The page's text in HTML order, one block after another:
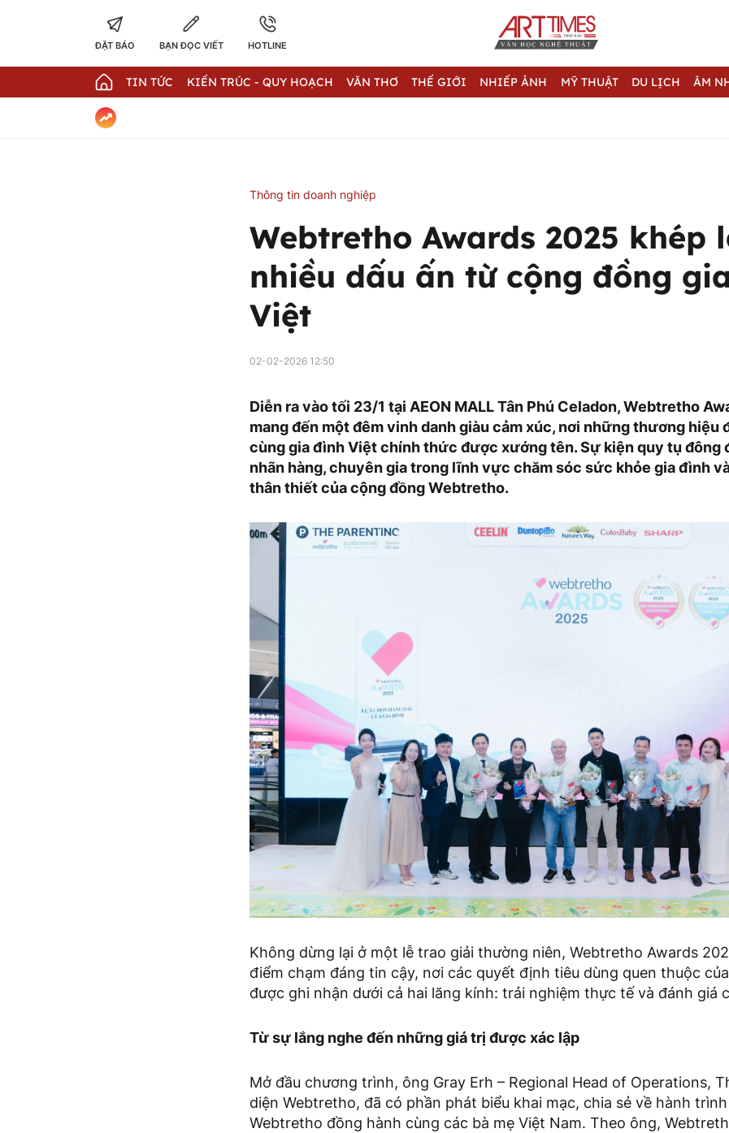
ĐẶT BÁO BẠN ĐỌC VIẾT HOTLINE
TIN TỨC KIẾN TRÚC - QUY HOẠCH VĂN THƠ THẾ GIỚI NHIẾP ẢNH MỸ THUẬT DU LỊCH ÂM
Thông tin doanh nghiệp
Webtretho Awards 2025 khép
nhiều dấu ấn từ cộng đồng
Việt
02-02-2026 12:50
Diễn ra vào tối 23/1 tại AEON MALL Tân Phú Celadon, Webtretho
mang đến một đêm vinh danh giàu cảm xúc, nơi những thương hiệu
cùng gia đình Việt chính thức được xướng tên. Sự kiện quy tụ đông
nhãn hàng, chuyên gia trong lĩnh vực chăm sóc sức khỏe gia đình
thân thiết của cộng đồng Webtretho.
Không dừng lại ở một lễ trao giải thường niên, Webtretho Awards
điểm chạm đáng tin cậy, nơi các quyết định tiêu dùng quen thuộc
được ghi nhận dưới cả hai lăng kính: trải nghiệm thực tế và đánh giá
Từ sự lắng nghe đến những giá trị được xác lập
Mở đầu chương trình, ông Gray Erh – Regional Head of Operations,
diện Webtretho, đã có phần phát biểu khai mạc, chia sẻ về hành
Webtretho đồng hành cùng các bà mẹ Việt Nam. Theo ông,